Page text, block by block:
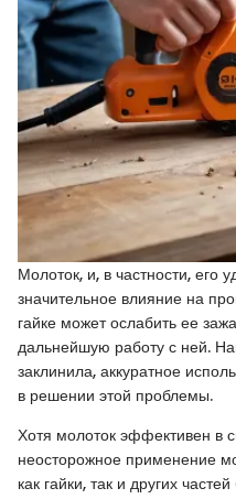
Молоток, и, в частности, его
значительное влияние на
гайке может ослабить ее
дальнейшую работу с ней.
заклинила, аккуратное
в решении этой проблемы.
Хотя молоток эффективен в
неосторожное применение
как гайки, так и других